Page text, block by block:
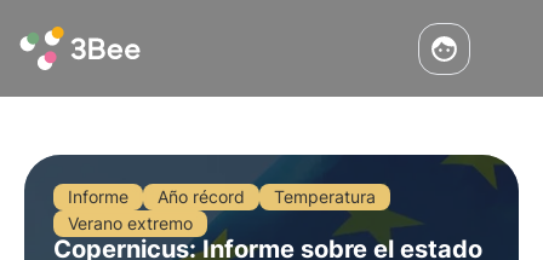
Informe Año récord
Temperatura
Verano extremo
Copernicus: Informe sobre el estado